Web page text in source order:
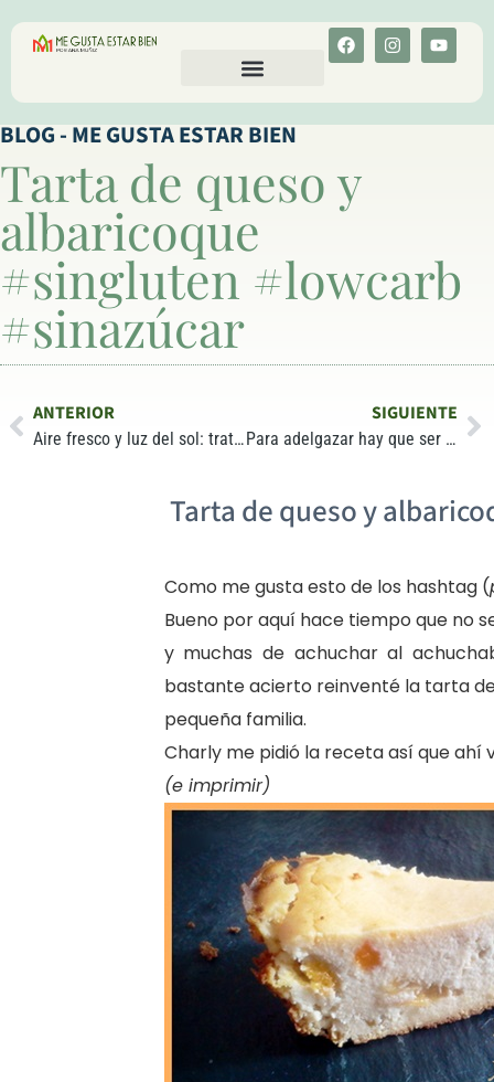
BLOG - ME GUSTA ESTAR BIEN
Tarta de queso y
albaricoque
#singluten #lowcarb
#sinazúcar
ANTERIOR
Aire fresco y luz del sol: tratamiento para infecciones
SIGUIENTE
Para adelgazar hay que ser más listo que el hambre
Tarta de queso y
Como me gusta esto de los hashtag (
Bueno por aquí hace tiempo que no
y muchas de achuchar al
bastante acierto reinventé la tarta
pequeña familia.
Charly me pidió la receta así que ahí
(e imprimir)